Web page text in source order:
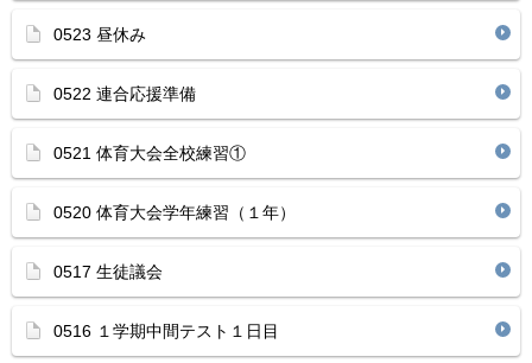
0523 昼休み
0522 連合応援準備
0521 体育大会全校練習①
0520 体育大会学年練習（１年）
0517 生徒議会
0516 １学期中間テスト１日目